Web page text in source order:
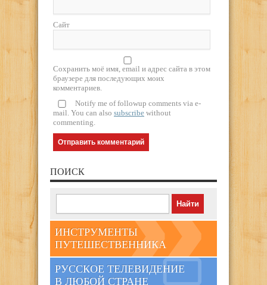
Сайт
Сохранить моё имя, email и адрес сайта в этом
браузере для последующих моих
комментариев.
Notify me of followup comments via e-
mail. You can also subscribe without
commenting.
ПОИСК
ИНСТРУМЕНТЫ
ПУТЕШЕСТВЕННИКА
РУССКОЕ ТЕЛЕВИДЕНИЕ
В ЛЮБОЙ СТРАНЕ